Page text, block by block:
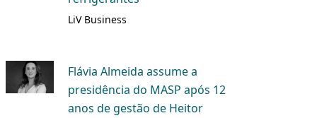
LiV Business
Flávia Almeida assume a
presidência do MASP após 12
anos de gestão de Heitor